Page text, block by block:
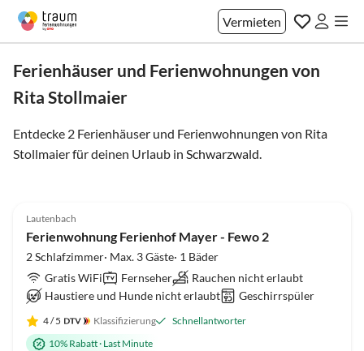
Vermieten
Ferienhäuser und Ferienwohnungen von
Rita Stollmaier
Entdecke 2 Ferienhäuser und Ferienwohnungen von Rita
Stollmaier für deinen Urlaub in Schwarzwald.
Lautenbach
Ferienwohnung Ferienhof Mayer - Fewo 2
2 Schlafzimmer· Max. 3 Gäste· 1 Bäder
Gratis WiFi
Fernseher
Rauchen nicht erlaubt
Haustiere und Hunde nicht erlaubt
Geschirrspüler
4/ 5 Klassifizierung
Schnellantworter
10% Rabatt· Last Minute